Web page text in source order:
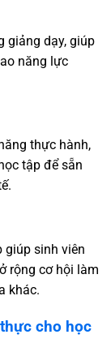
giảng dạy, giúp
năng lực
thực hành,
tập để sẵn
giúp sinh viên
rộng cơ hội làm
khác.
cho học